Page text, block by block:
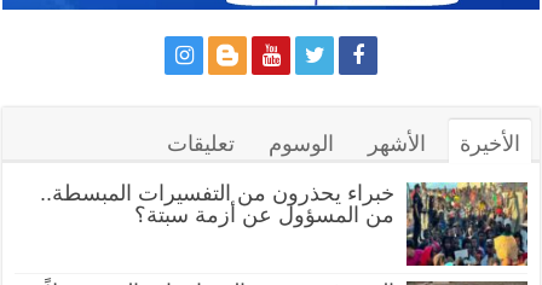
الأخيرة الأشهر الوسوم تعليقات
خبراء يحذرون من التفسيرات المبسطة..
من المسؤول عن أزمة سبتة؟